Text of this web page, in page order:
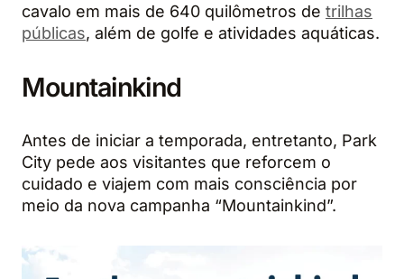
cavalo em mais de 640 quilômetros de trilhas
públicas, além de golfe e atividades aquáticas.
Mountainkind
Antes de iniciar a temporada, entretanto, Park
City pede aos visitantes que reforcem o
cuidado e viajem com mais consciência por
meio da nova campanha “Mountainkind”.